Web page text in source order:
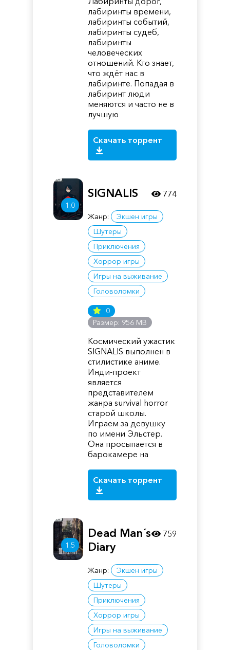
лабиринты времени,
лабиринты событий,
лабиринты судеб,
лабиринты
человеческих
отношений. Кто знает,
что ждёт нас в
лабиринте. Попадая в
лабиринт люди
меняются и часто не в
лучшую
Скачать торрент
1.0
SIGNALIS
Жанр:
Экшен игры
Шутеры
Приключения
Хоррор игры
Игры на выживание
Головоломки
0
Размер: 956 MB
Космический ужастик
SIGNALIS выполнен в
стилистике аниме.
Инди-проект
является
представителем
жанра survival horror
старой школы.
Играем за девушку
по имени Эльстер.
Она просыпается в
барокамере на
Скачать торрент
774
1.5
Dead Man´s
Diary
Жанр:
Экшен игры
Шутеры
Приключения
Хоррор игры
Игры на выживание
Головоломки
759